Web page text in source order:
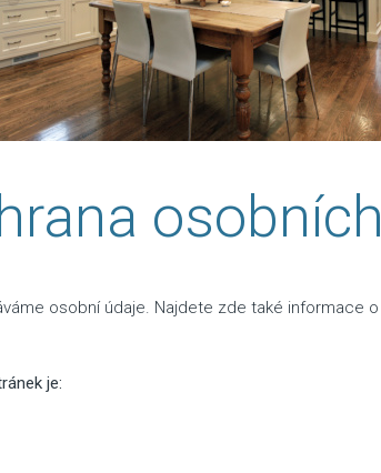
osobní údaje. Najdete zde také informace
je: